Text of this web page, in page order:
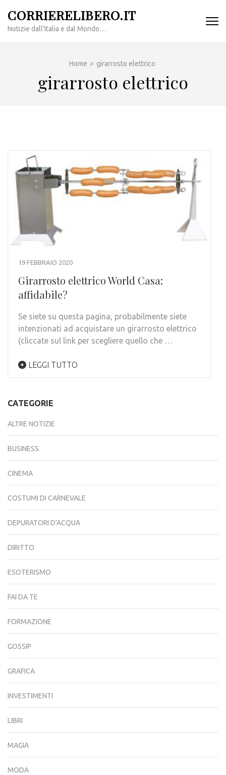
contenuto
CORRIERELIBERO.IT
Notizie dall'Italia e dal Mondo…
Home > girarrosto elettrico
girarrosto elettrico
19 FEBBRAIO 2020
Girarrosto elettrico World Casa:
affidabile?
Se siete su questa pagina, probabilmente siete
intenzionati ad acquistare un girarrosto elettrico
(cliccate sul link per scegliere quello che …
LEGGI TUTTO
CATEGORIE
ALTRE NOTIZIE
BUSINESS
CINEMA
COSTUMI DI CARNEVALE
DEPURATORI D'ACQUA
DIRITTO
ESOTERISMO
FAI DA TE
FORMAZIONE
GOSSIP
GRAFICA
INVESTIMENTI
LIBRI
MAGIA
MODA